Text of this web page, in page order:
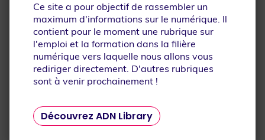
Je découvre la filière
numérique
Je découvre les
métiers
Je me reconvertis Je m'inspire
Ce site a pour objectif de rassembler un
maximum d'informations sur le numérique. Il
contient pour le moment une rubrique sur
l'emploi et la formation dans la filière
numérique vers laquelle nous allons vous
rediriger directement. D'autres rubriques
sont à venir prochainement !
Découvrez ADN Library